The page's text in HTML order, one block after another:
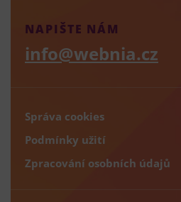
NAPIŠTE NÁM
info@webnia.cz
Správa cookies
Podmínky užití
Zpracování osobních údajů